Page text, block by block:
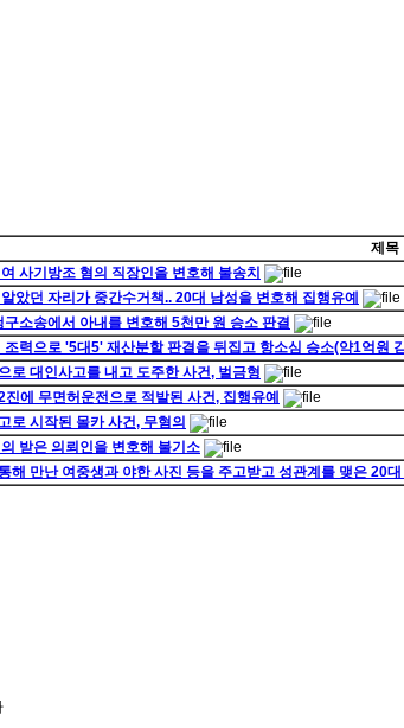
제목
사기방조 혐의 직장인을 변호해 불송치
았던 자리가 중간수거책.. 20대 남성을 변호해 집행유예
소송에서 아내를 변호해 5천만 원 승소 판결
력으로 '5대5' 재산분할 판결을 뒤집고 항소심 승소(약1억원
로 대인사고를 내고 도주한 사건, 벌금형
에 무면허운전으로 적발된 사건, 집행유예
로 시작된 몰카 사건, 무혐의
받은 의뢰인을 변호해 불기소
해 만난 여중생과 야한 사진 등을 주고받고 성관계를 맺은 20대